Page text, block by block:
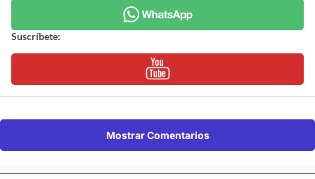
Suscríbete:
Mostrar Comentarios